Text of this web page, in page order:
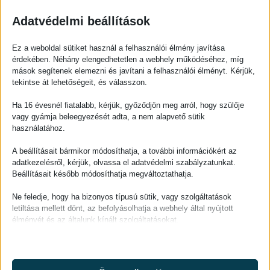
Magasföldszint: 73,78 m2
Összesen: 203 m2 +11 m2 Tároló
Apartmenthaus in Hévíz zu
Hévíz ist eine beliebte Badestadt, in der man das
Behandlungen geniessen kann.
Die auf drei Etagen befindlichen 4 Apartments sind
jedes für sich vermietbar. Jedes Apartment ist mit je
einer Küche und einem Badezimmer ausgestattet.
Das Parken auf dem Hof oder vor dem Haus möglich.
Wasser.
Adatvédelmi beállítások
Ez a weboldal sütiket használ a felhasználói élmény javítása
érdekében. Néhány elengedhetetlen a webhely működéséhez, míg
mások segítenek elemezni és javítani a felhasználói élményt. Kérjük,
tekintse át lehetőségeit, és válasszon.
Ha 16 évesnél fiatalabb, kérjük, győződjön meg arról, hogy szülője
vagy gyámja beleegyezését adta, a nem alapvető sütik
használatához.
A beállításait bármikor módosíthatja, a további információkért az
adatkezelésről, kérjük, olvassa el adatvédelmi szabályzatunkat.
Beállításait később módosíthatja megváltoztathatja.
Ne feledje, hogy ha bizonyos típusú sütik, vagy szolgáltatások
letiltása mellett dönt, az befolyásolhatja a webhely által nyújtott
élményét és az általunk kínált szolgáltatásokat.
Az alapvető sütik és szolgáltatások biztosítják az oldal megfelelő